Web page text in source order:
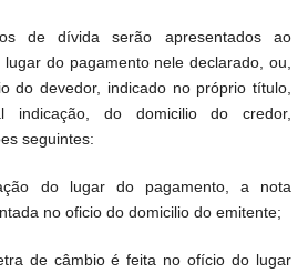
de dívida serão apresentados ao
do pagamento nele declarado, ou,
do devedor, indicado no próprio título,
indicação, do domicilio do credor,
seguintes:
do lugar do pagamento, a nota
no oficio do domicilio do emitente;
de câmbio é feita no ofício do lugar